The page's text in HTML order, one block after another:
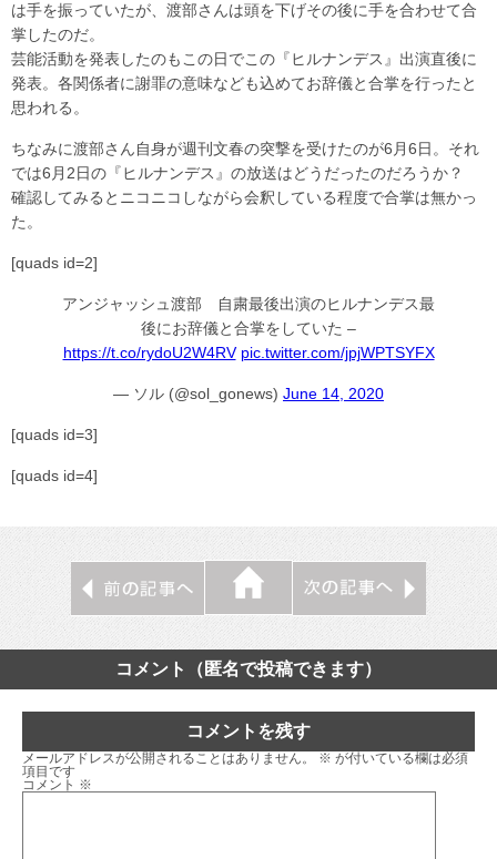
は手を振っていたが、渡部さんは頭を下げその後に手を合わせて合
掌したのだ。
芸能活動を発表したのもこの日でこの『ヒルナンデス』出演直後に
発表。各関係者に謝罪の意味なども込めてお辞儀と合掌を行ったと
思われる。
ちなみに渡部さん自身が週刊文春の突撃を受けたのが6月6日。それ
では6月2日の『ヒルナンデス』の放送はどうだったのだろうか？
確認してみるとニコニコしながら会釈している程度で合掌は無かっ
た。
[quads id=2]
アンジャッシュ渡部 自粛最後出演のヒルナンデス最
後にお辞儀と合掌をしていた –
https://t.co/rydoU2W4RV pic.twitter.com/jpjWPTSYFX
— ソル (@sol_gonews) June 14, 2020
[quads id=3]
[quads id=4]
コメント（匿名で投稿できます）
コメントを残す
メールアドレスが公開されることはありません。 ※ が付いている欄は必須
項目です
コメント ※